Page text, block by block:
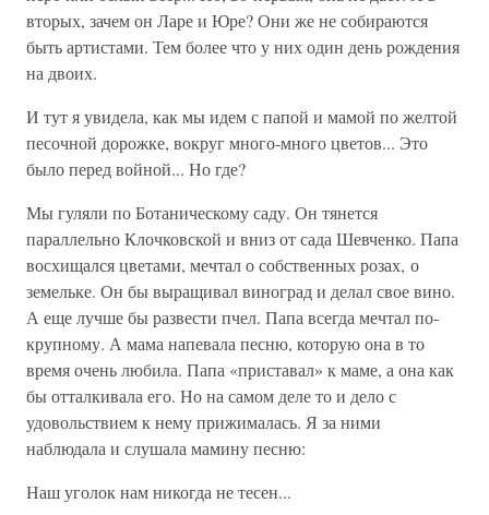
вторых, зачем он Ларе и Юре? Они же не собираются
быть артистами. Тем более что у них один день рождения
на двоих.
И тут я увидела, как мы идем с папой и мамой по желтой
песочной дорожке, вокруг много-много цветов... Это
было перед войной... Но где?
Мы гуляли по Ботаническому саду. Он тянется
параллельно Клочковской и вниз от сада Шевченко. Папа
восхищался цветами, мечтал о собственных розах, о
земельке. Он бы выращивал виноград и делал свое вино.
А еще лучше бы развести пчел. Папа всегда мечтал по-
крупному. А мама напевала песню, которую она в то
время очень любила. Папа «приставал» к маме, а она как
бы отталкивала его. Но на самом деле то и дело с
удовольствием к нему прижималась. Я за ними
наблюдала и слушала мамину песню:
Наш уголок нам никогда не тесен...